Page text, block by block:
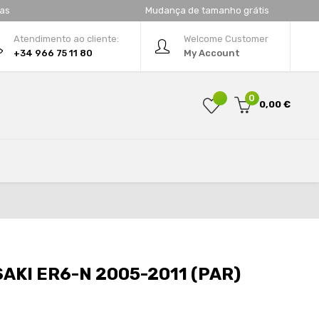
Mudança de tamanho grátis
Welcome Customer
My Account
Atendimento ao cliente:
+34 966 75 11 80
0
0,00 €
ER6-N 2005-2011 (PAR)